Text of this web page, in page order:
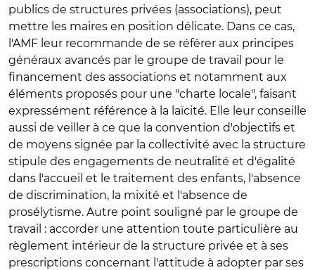
publics de structures privées (associations), peut
mettre les maires en position délicate. Dans ce cas,
l'AMF leur recommande de se référer aux principes
généraux avancés par le groupe de travail pour le
financement des associations et notamment aux
éléments proposés pour une "charte locale", faisant
expressément référence à la laïcité. Elle leur conseille
aussi de veiller à ce que la convention d'objectifs et
de moyens signée par la collectivité avec la structure
stipule des engagements de neutralité et d'égalité
dans l'accueil et le traitement des enfants, l'absence
de discrimination, la mixité et l'absence de
prosélytisme. Autre point souligné par le groupe de
travail : accorder une attention toute particulière au
règlement intérieur de la structure privée et à ses
prescriptions concernant l'attitude à adopter par ses